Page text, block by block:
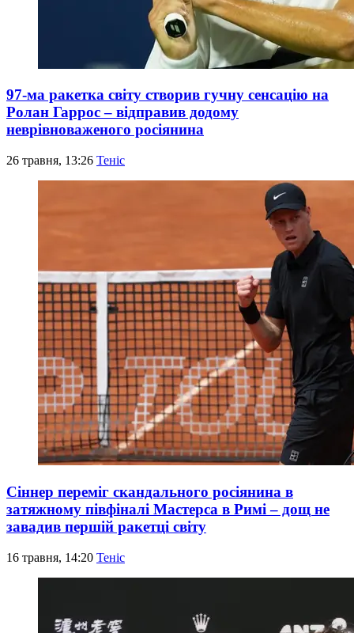
97-ма ракетка світу створив гучну сенсацію на
Ролан Гаррос – відправив додому
неврівноваженого росіянина
26 травня, 13:26 Теніс
Сіннер переміг скандального росіянина в
затяжному півфіналі Мастерса в Римі – дощ не
завадив першій ракетці світу
16 травня, 14:20 Теніс